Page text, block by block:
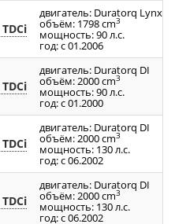
двигатель: Duratоrq Lynx
объём: 1798 cm3
мощность: 90 л.с.
год: с 01.2006
двигатель: Duratоrq DI
объём: 2000 cm3
мощность: 90 л.с.
год: с 01.2000
двигатель: Duratоrq DI
объём: 2000 cm3
мощность: 130 л.с.
год: с 06.2002
двигатель: Duratоrq DI
объём: 2000 cm3
мощность: 130 л.с.
год: с 06.2002